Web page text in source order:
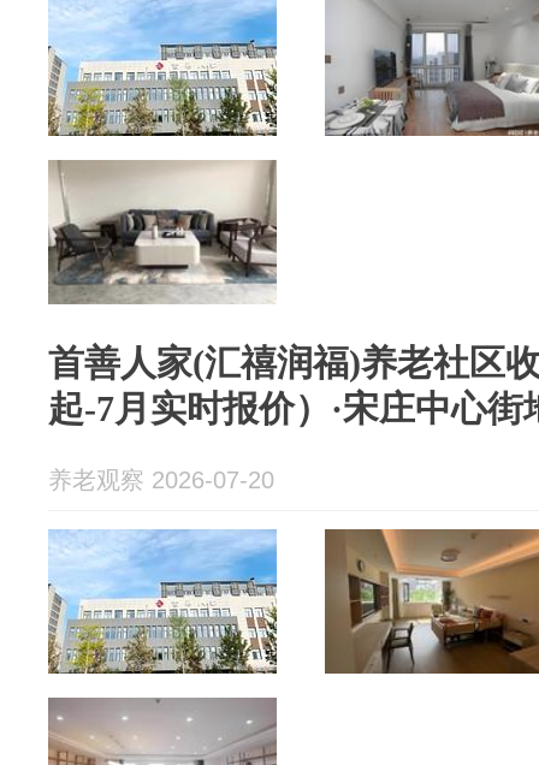
首善人家(汇禧润福)养老社区
起-7月实时报价）·宋庄中心街
养老观察 2026-07-20